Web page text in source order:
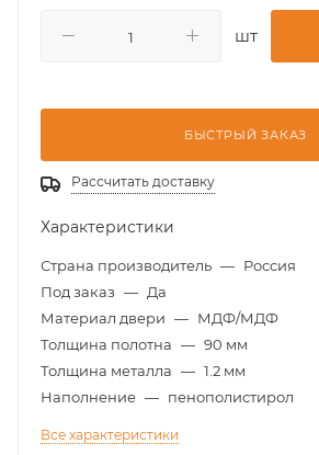
шт
БЫСТРЫЙ ЗАКАЗ
Рассчитать доставку
Характеристики
Страна производитель — Россия
Под заказ — Да
Материал двери — МДФ/МДФ
Толщина полотна — 90 мм
Толщина металла — 1.2 мм
Наполнение — пенополистирол
Все характеристики